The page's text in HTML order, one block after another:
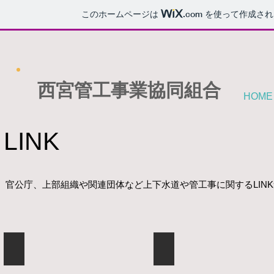
このホームページは .com を使って作成さ
西宮管工事業協同組合 HOME
LINK
官公庁、上部組織や関連団体など上下水道や管工事に関する